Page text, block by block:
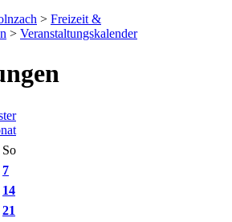
> Freizeit &
> Veranstaltungskalender
So
7
14
21